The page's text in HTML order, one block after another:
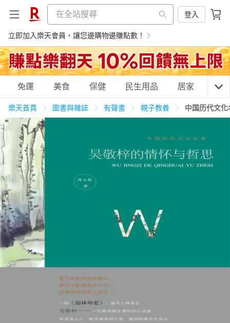
登入
立即加入樂天會員，讓您邊購物邊賺點數！
購物網分類
天天免運 養生保健 民生用品
居家生活 3C家電
女裝 化妝保養
日本購物 電子/紙本書
HOT
免運 美食 保健 民生用品 居家 3C
樂天首頁 圖書與雜誌 有聲書 親子教養 中国历代文